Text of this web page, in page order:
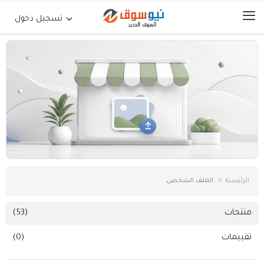
تسجيل دخول
الرئيسية
جوالات أجهزة لوحية
أثاث وديكورات
الرئيسية الملف الشخصي
منتجات (53)
تقييمات (0)